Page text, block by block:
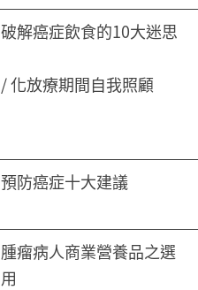
破解癌症飲食的10大迷思
/ 化放療期間自我照顧
預防癌症十大建議
腫瘤病人商業營養品之選
用